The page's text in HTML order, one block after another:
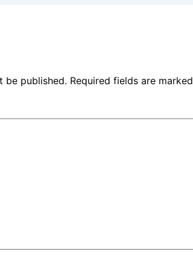
be published. Required fields are marked